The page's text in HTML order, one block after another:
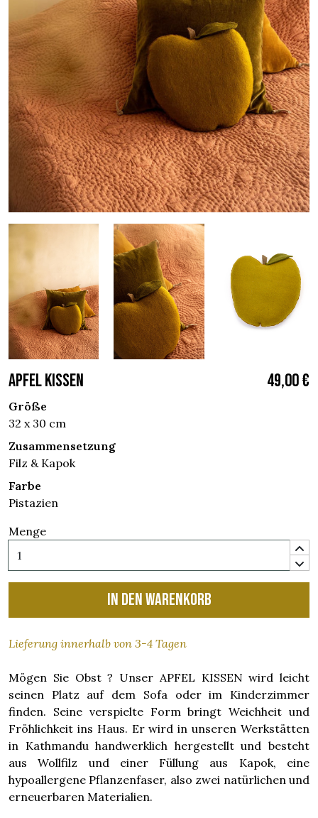
APFEL KISSEN 49,00 €
Größe
32 x 30 cm
Zusammensetzung
Filz & Kapok
Farbe
Pistazien
Menge
In den Warenkorb
Lieferung innerhalb von 3-4 Tagen
Mögen Sie Obst ? Unser APFEL KISSEN wird leicht
seinen Platz auf dem Sofa oder im Kinderzimmer
finden. Seine verspielte Form bringt Weichheit und
Fröhlichkeit ins Haus. Er wird in unseren Werkstätten
in Kathmandu handwerklich hergestellt und besteht
aus Wollfilz und einer Füllung aus Kapok, eine
hypoallergene Pflanzenfaser, also zwei natürlichen und
erneuerbaren Materialien.